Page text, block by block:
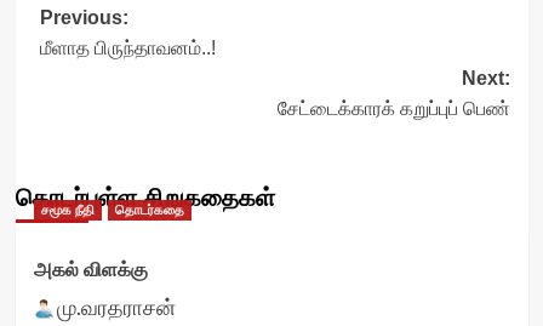
Post
navigation
Previous:
மீளாத பிருந்தாவனம்..!
Next:
சேட்டைக்காரக் கறுப்புப் பெண்
தொடர்புள்ள சிறுகதைகள்
சமூக நீதி தொடர்கதை
அகல் விளக்கு
மு.வரதராசன்